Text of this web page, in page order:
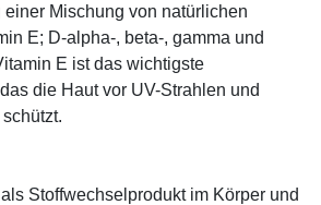
einer Mischung von natürlichen
E; D-alpha-, beta-, gamma und
E ist das wichtigste
die Haut vor UV-Strahlen und
Stoffwechselprodukt im Körper und